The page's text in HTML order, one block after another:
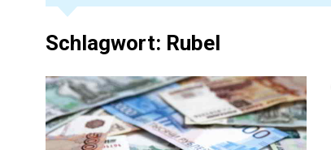
Schlagwort: Rubel